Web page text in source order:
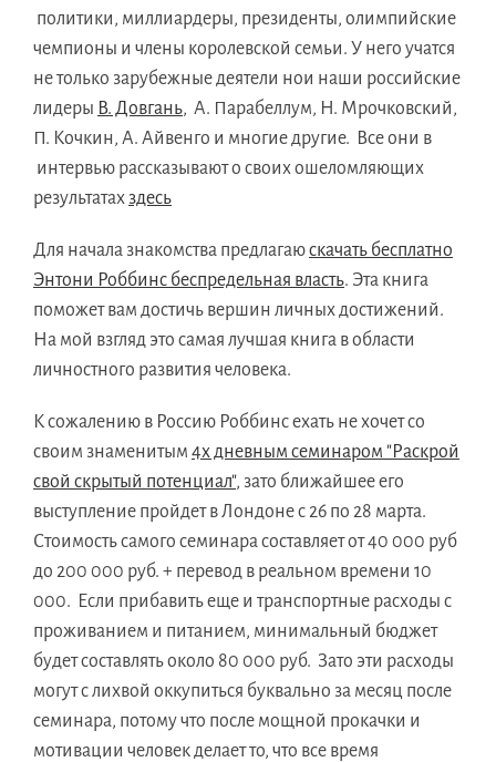
политики, миллиардеры, президенты, олимпийские
чемпионы и члены королевской семьи. У него учатся
не только зарубежные деятели нои наши российские
лидеры В. Довгань, А. Парабеллум, Н. Мрочковский,
П. Кочкин, А. Айвенго и многие другие. Все они в
интервью рассказывают о своих ошеломляющих
результатах здесь
Для начала знакомства предлагаюскачать бесплатно
Энтони Роббинс беспредельная власть. Эта книга
поможет вам достичь вершин личных достижений.
На мой взгляд это самая лучшая книга в области
личностного развития человека.
К сожалению в Россию Роббинс ехать не хочет со
своим знаменитым 4х дневным семинаром "Раскрой
свой скрытый потенциал", зато ближайшее его
выступление пройдет в Лондоне с 26 по 28 марта.
Стоимость самого семинара составляет от 40 000 руб
до 200 000 руб. + перевод в реальном времени 10
000. Если прибавить еще и транспортные расходы с
проживанием и питанием, минимальный бюджет
будет составлять около 80 000 руб. Зато эти расходы
могут с лихвой оккупиться буквально за месяц после
семинара, потому что после мощной прокачки и
мотивации человек делает то, что все время